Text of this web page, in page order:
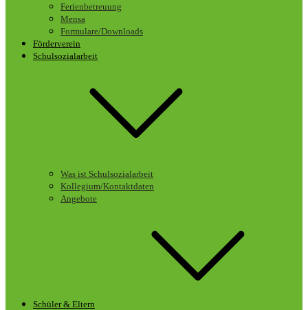
Ferienbetreuung
Mensa
Formulare/Downloads
Förderverein
Schulsozialarbeit
Was ist Schulsozialarbeit
Kollegium/Kontaktdaten
Angebote
Schüler & Eltern